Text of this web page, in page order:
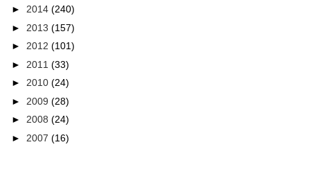
► 2014 (240)
► 2013 (157)
► 2012 (101)
► 2011 (33)
► 2010 (24)
► 2009 (28)
► 2008 (24)
► 2007 (16)